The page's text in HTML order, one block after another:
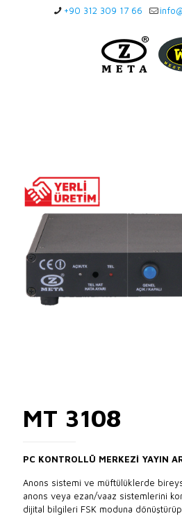
+90 312 309 17 66
MT 3108
PC KONTROLLÜ MERKEZİ YAYIN
Anons sistemi ve müftülüklerde
anons veya ezan/vaaz sistemlerini
dijital bilgileri FSK moduna